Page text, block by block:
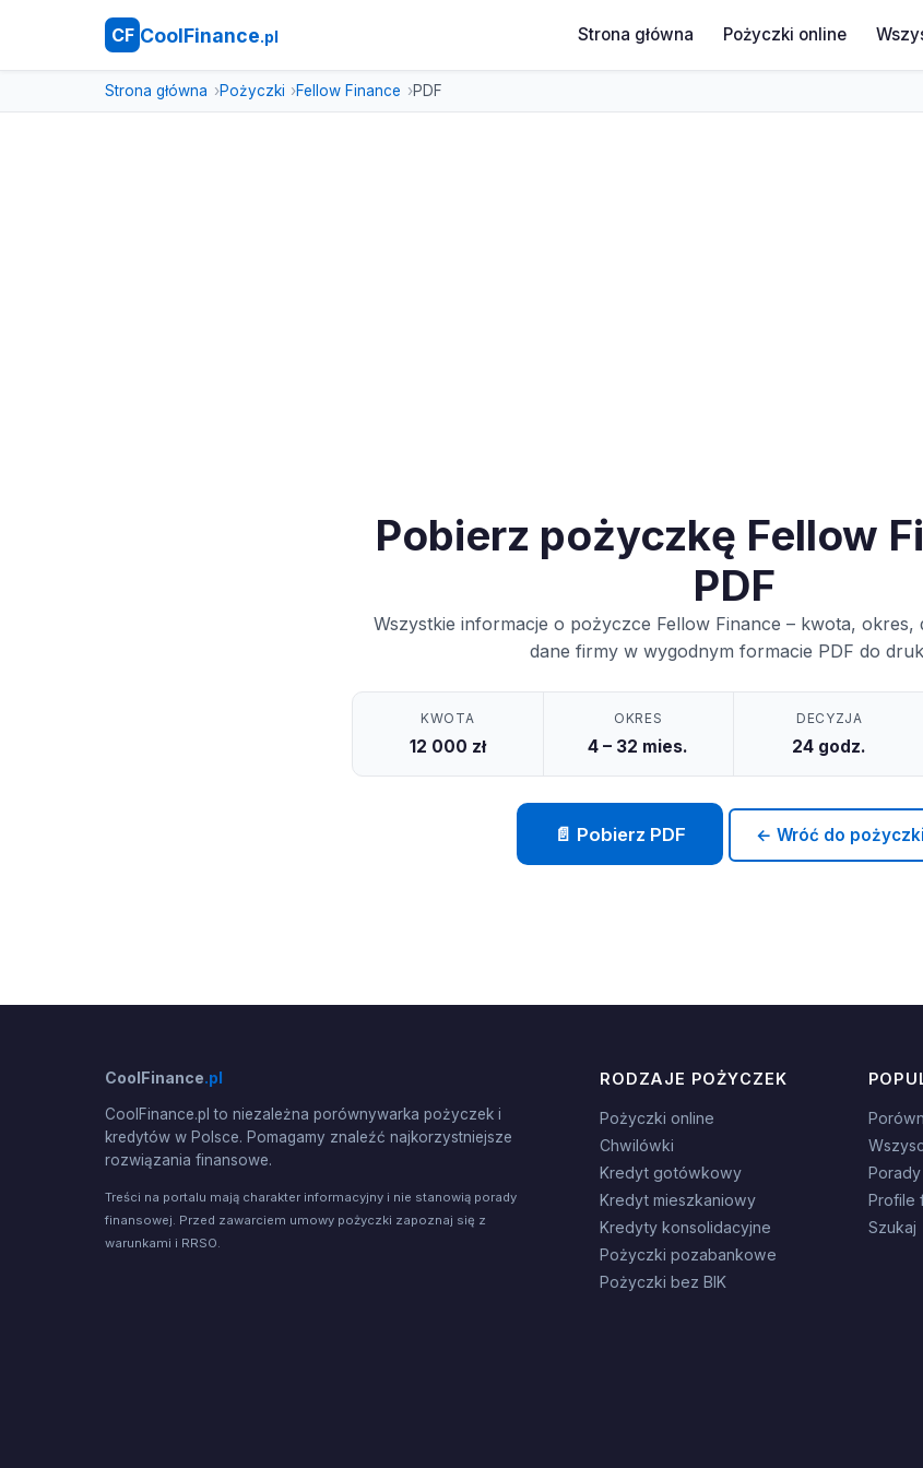
CF CoolFinance.pl Strona główna Pożyczki online
Strona główna Pożyczki Fellow Finance PDF
Pobierz pożyczkę Fellow
PDF
Wszystkie informacje o pożyczce Fellow Finance – kwota, okres,
dane firmy w wygodnym formacie PDF do
KWOTA
12 000 zł
OKRES
4 – 32 mies.
DECYZJA
24 godz.
📄 Pobierz PDF ← Wróć do pożyczki
CoolFinance.pl
CoolFinance.pl to niezależna porównywarka pożyczek i
kredytów w Polsce. Pomagamy znaleźć najkorzystniejsze
rozwiązania finansowe.
Treści na portalu mają charakter informacyjny i nie stanowią porady
finansowej. Przed zawarciem umowy pożyczki zapoznaj się z
warunkami i RRSO.
RODZAJE POŻYCZEK
Pożyczki online
Chwilówki
Kredyt gotówkowy
Kredyt mieszkaniowy
Kredyty konsolidacyjne
Pożyczki pozabankowe
Pożyczki bez BIK
Profile
Szukaj